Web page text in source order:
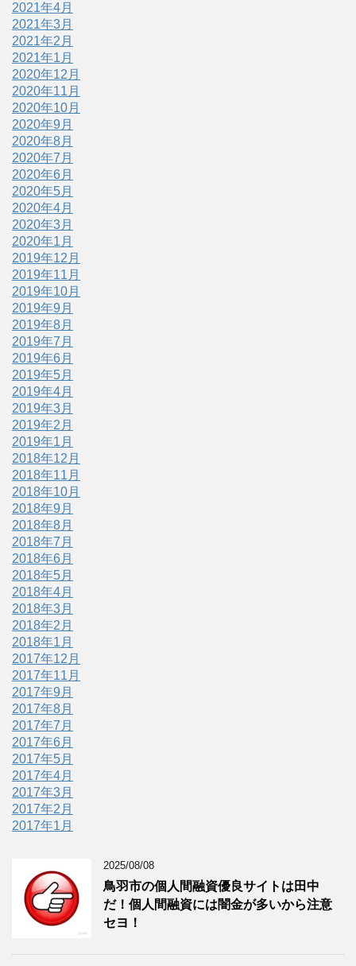
2021年4月
2021年3月
2021年2月
2021年1月
2020年12月
2020年11月
2020年10月
2020年9月
2020年8月
2020年7月
2020年6月
2020年5月
2020年4月
2020年3月
2020年1月
2019年12月
2019年11月
2019年10月
2019年9月
2019年8月
2019年7月
2019年6月
2019年5月
2019年4月
2019年3月
2019年2月
2019年1月
2018年12月
2018年11月
2018年10月
2018年9月
2018年8月
2018年7月
2018年6月
2018年5月
2018年4月
2018年3月
2018年2月
2018年1月
2017年12月
2017年11月
2017年9月
2017年8月
2017年7月
2017年6月
2017年5月
2017年4月
2017年3月
2017年2月
2017年1月
2025/08/08
鳥羽市の個人間融資優良サイトは田中
だ！個人間融資には闇金が多いから注意
セヨ！